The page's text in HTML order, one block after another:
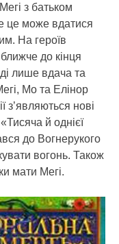
з батьком
це може вдатися
На героїв
до кінця
лише вдача та
Мо та Елінор
з’являються нові
й однієї
до Вогнерукого
вогонь. Також
мати Мегі.